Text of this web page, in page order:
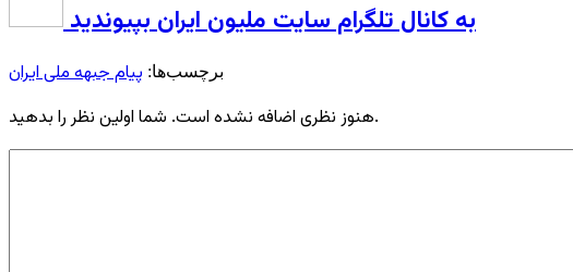
به کانال تلگرام سایت ملیون ایران بپیوندید
برچسب‌ها: پیام جبهه ملی ایران
هنوز نظری اضافه نشده است. شما اولین نظر را بدهید.